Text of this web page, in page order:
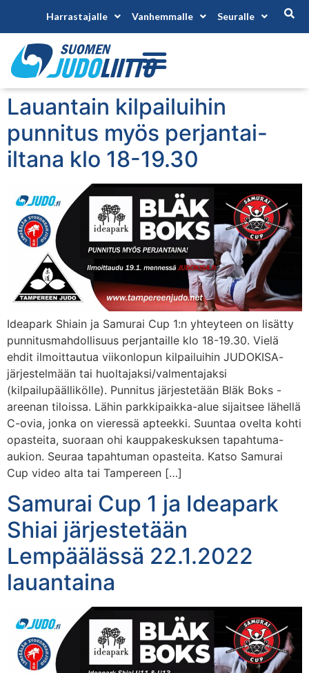
Harrastajalle Vanhemmalle Seuralle
Lauantain kilpailuihin
punnitus myös perjantai-
iltana klo 18-19.30
Ideapark Shiain ja Samurai Cup 1:n yhteyteen on lisätty
punnitusmahdollisuus perjantaille klo 18-19.30. Vielä
ehdit ilmoittautua viikonlopun kilpailuihin JUDOKISA-
järjestelmään tai huoltajaksi/valmentajaksi
(kilpailupäällikölle). Punnitus järjestetään Bläk Boks -
areenan tiloissa. Lähin parkkipaikka-alue sijaitsee lähellä
C-ovia, jonka on vieressä apteekki. Suuntaa ovelta kohti
opasteita, suoraan ohi kauppakeskuksen tapahtuma-
aukion. Seuraa tapahtuman opasteita. Katso Samurai
Cup video alta tai Tampereen […]
Samurai Cup 1 ja Ideapark
Shiai järjestetään
Lempäälässä 22.1.2022
lauantaina